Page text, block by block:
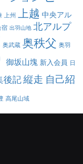
上州 上越 中央アル
宿 出羽山地 北アルプ
奥武蔵 奥秩父 奥羽
御坂山塊 新入会員 日
後記縦走 自己紹
高尾山域